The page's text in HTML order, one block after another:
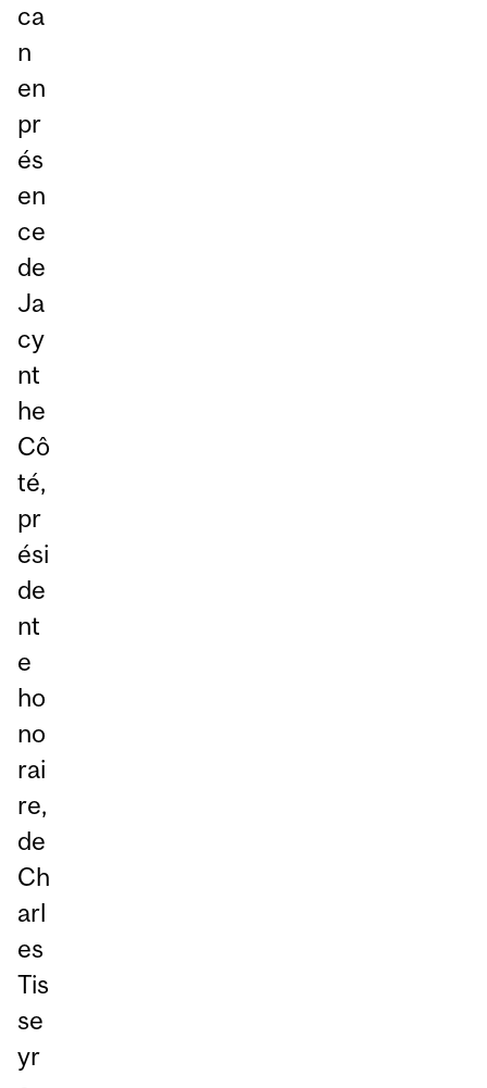
ca
n
en
pr
és
en
ce
de
Ja
cy
nt
he
Cô
té,
pr
ési
de
nt
e
ho
no
rai
re,
de
Ch
arl
es
Tis
se
yr